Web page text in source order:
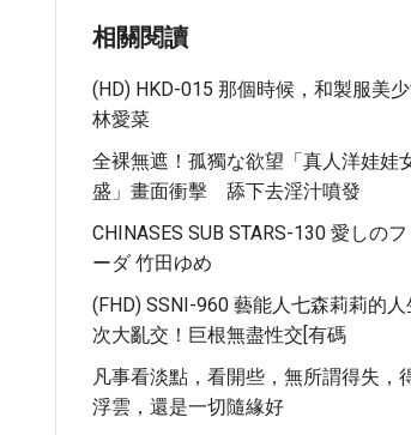
相關閱讀
(HD) HKD-015 那個時候，和製服美少
林愛菜
全裸無遮！孤獨な欲望「真人洋娃娃
盛」畫面衝擊 舔下去淫汁噴發
CHINASES SUB STARS-130 愛しの
ーダ 竹田ゆめ
(FHD) SSNI-960 藝能人七森莉莉的人
次大亂交！巨根無盡性交[有碼
凡事看淡點，看開些，無所謂得失，
浮雲，還是一切隨緣好